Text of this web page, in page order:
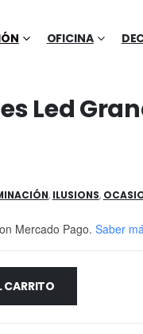
OFICINA
Led
, ILUSIONS,
Mercado Pago. Saber
CARRITO